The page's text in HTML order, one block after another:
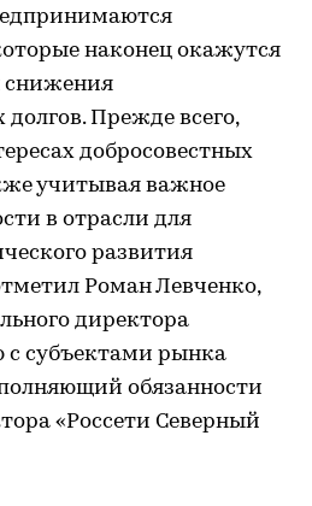
наконец окажутся
Прежде всего,
добросовестных
учитывая важное
в отрасли для
развития
Роман Левченко,
директора
с субъектами рынка
обязанности
«Россети Северный